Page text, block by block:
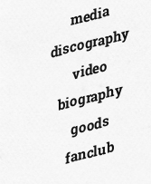
media
discography
video
biography
goods
fanclub